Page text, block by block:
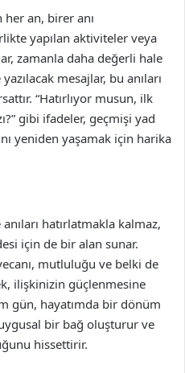
her an, birer anı
yapılan aktiviteler veya
zamanla daha değerli hale
mesajlar, bu anıları
“Hatırlıyor musun, ilk
gibi ifadeler, geçmişi yad
yeniden yaşamak için harika
anıları hatırlatmakla kalmaz,
için de bir alan sunar.
mutluluğu ve belki de
ilişkinizin güçlenmesine
gün, hayatımda bir dönüm
bir bağ oluşturur ve
hissettirir.